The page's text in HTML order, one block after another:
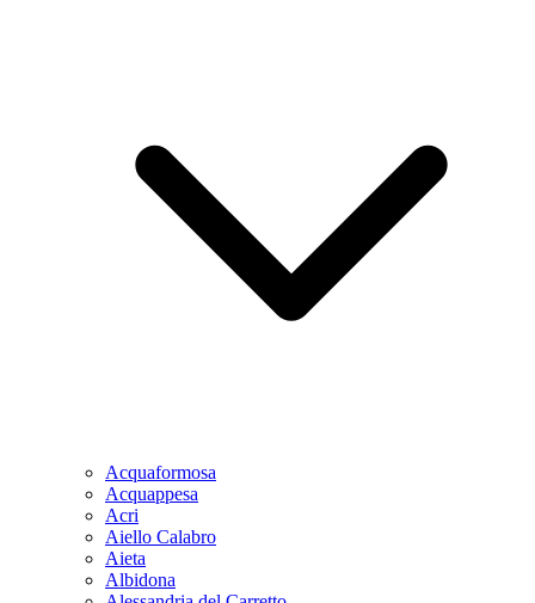
Acquaformosa
Acquappesa
Acri
Aiello Calabro
Aieta
Albidona